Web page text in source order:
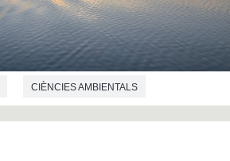
CIÈNCIES AMBIENTALS